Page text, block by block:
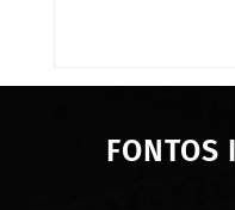
FONTOS